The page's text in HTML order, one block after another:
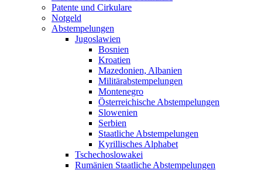
Patente und Cirkulare
Notgeld
Abstempelungen
Jugoslawien
Bosnien
Kroatien
Mazedonien, Albanien
Militärabstempelungen
Montenegro
Österreichische Abstempelungen
Slowenien
Serbien
Staatliche Abstempelungen
Kyrillisches Alphabet
Tschechoslowakei
Rumänien Staatliche Abstempelungen